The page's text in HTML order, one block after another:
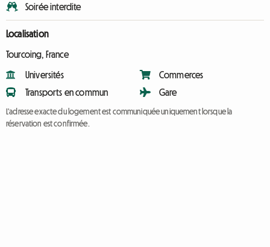
Soirée interdite
Localisation
Tourcoing, France
Universités
Transports en commun
Commerces
Gare
L'adresse exacte du logement est communiquée uniquement lorsque la
réservation est confirmée.